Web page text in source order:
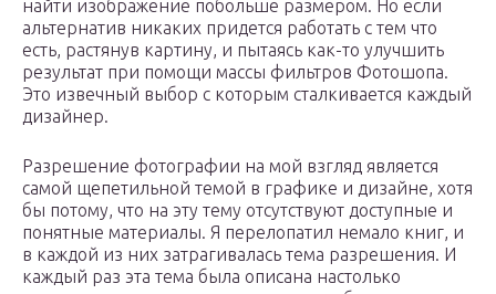
найти изображение побольше размером. Но если
альтернатив никаких придется работать с тем что
есть, растянув картину, и пытаясь как-то улучшить
результат при помощи массы фильтров Фотошопа.
Это извечный выбор с которым сталкивается каждый
дизайнер.
Разрешение фотографии на мой взгляд является
самой щепетильной темой в графике и дизайне, хотя
бы потому, что на эту тему отсутствуют доступные и
понятные материалы. Я перелопатил немало книг, и
в каждой из них затрагивалась тема разрешения. И
каждый раз эта тема была описана настолько